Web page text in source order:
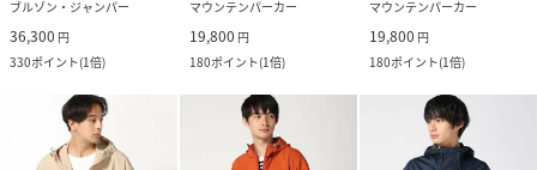
ブルゾン・ジャンパー
36,300 円
330ポイント(1倍)
マウンテンパーカー
19,800 円
180ポイント(1倍)
マウンテンパーカー
19,800 円
180ポイント(1倍)